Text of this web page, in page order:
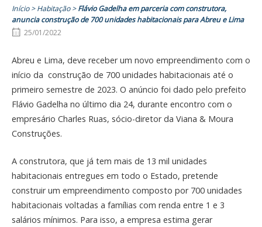
Início>Habitação>Flávio Gadelha em parceria com construtora,
anuncia construção de 700 unidades habitacionais para Abreu e Lima
25/01/2022
Abreu e Lima, deve receber um novo empreendimento com o
início da construção de 700 unidades habitacionais até o
primeiro semestre de 2023. O anúncio foi dado pelo prefeito
Flávio Gadelha no último dia 24, durante encontro com o
empresário Charles Ruas, sócio-diretor da Viana & Moura
Construções.
A construtora, que já tem mais de 13 mil unidades
habitacionais entregues em todo o Estado, pretende
construir um empreendimento composto por 700 unidades
habitacionais voltadas a famílias com renda entre 1 e 3
salários mínimos. Para isso, a empresa estima gerar